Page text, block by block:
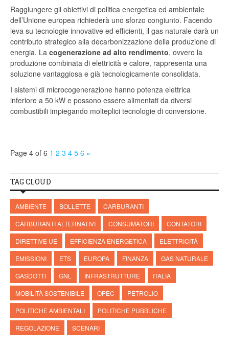
Raggiungere gli obiettivi di politica energetica ed ambientale
dell’Unione europea richiederà uno sforzo congiunto. Facendo
leva su tecnologie innovative ed efficienti, il gas naturale darà un
contributo strategico alla decarbonizzazione della produzione di
energia. La cogenerazione ad alto rendimento, ovvero la
produzione combinata di elettricità e calore, rappresenta una
soluzione vantaggiosa e già tecnologicamente consolidata.
I sistemi di microcogenerazione hanno potenza elettrica
inferiore a 50 kW e possono essere alimentati da diversi
combustibili impiegando molteplici tecnologie di conversione.
Page 4 of 6 1 2 3 4 5 6 »
TAG CLOUD
AMBIENTE BOLLETTE
CARBURANTI
CARBURANTI ALTERNATIVI
CONSUMATORI
CONTATORI
DIRETTIVE UE
EFFICIENZA ENERGETICA
ELETTRICITÀ
EMISSIONI
ETS EUROPA FINANZA
GAS NATURALE
GASDOTTI
GNL INFRASTRUTTURE
ITALIA
MOBILITÀ SOSTENIBILE
OPEC
PETROLIO
POLITICHE AMBIENTALI
POLITICHE PUBBLICHE
REGOLAZIONE
SCENARI